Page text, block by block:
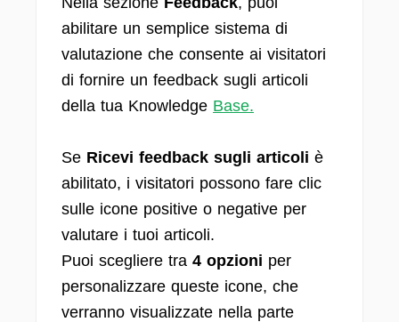
abilitare un semplice sistema di
valutazione che consente ai visitatori
di fornire un feedback sugli articoli
della tua Knowledge Base.
Se Ricevi feedback sugli articoli è
abilitato, i visitatori possono fare clic
sulle icone positive o negative per
valutare i tuoi articoli.
Puoi scegliere tra 4 opzioni per
personalizzare queste icone, che
verranno visualizzate nella parte